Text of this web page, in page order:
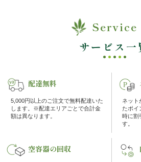
の
こ
わ
ン
Service
サービス一
配達無料
5,000円以上のご注文で無料配達いた
します。※配達エリアごとで合計金
額は異なります。
ネット
たポイ
時に割
す。
空容器の回収